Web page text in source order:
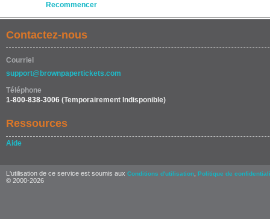
Recommencer
Contactez-nous
Courriel
support@brownpapertickets.com
Téléphone
1-800-838-3006 (Temporairement Indisponible)
Ressources
Aide
L'utilisation de ce service est soumis aux Conditions d'utilisation Politique de
© 2000-2026